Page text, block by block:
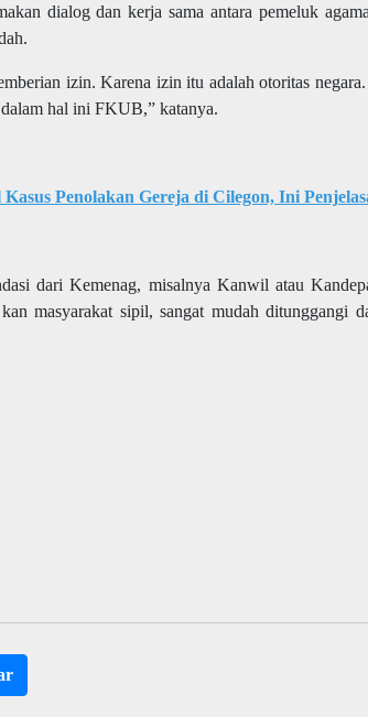
dialog dan kerja sama antara pemeluk
izin. Karena izin itu adalah otoritas
hal ini FKUB,” katanya.
Penolakan Gereja di Cilegon, Ini
dari Kemenag, misalnya Kanwil atau
masyarakat sipil, sangat mudah ditunggangi